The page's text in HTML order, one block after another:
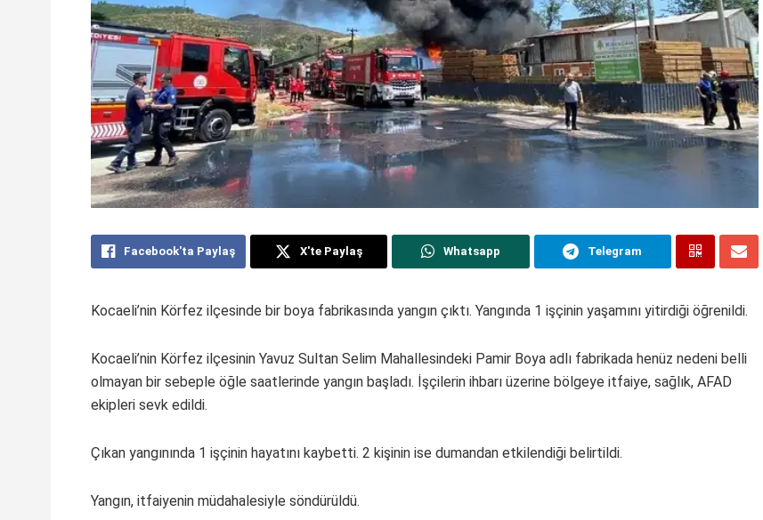
Facebook'ta Paylaş X'te Paylaş Whatsapp Telegram
Kocaeli’nin Körfez ilçesinde bir boya fabrikasında yangın çıktı. Yangında 1 işçinin yaşamını yitirdiği öğrenildi.
Kocaeli’nin Körfez ilçesinin Yavuz Sultan Selim Mahallesindeki Pamir Boya adlı fabrikada henüz nedeni belli
olmayan bir sebeple öğle saatlerinde yangın başladı. İşçilerin ihbarı üzerine bölgeye itfaiye, sağlık, AFAD
ekipleri sevk edildi.
Çıkan yangınında 1 işçinin hayatını kaybetti. 2 kişinin ise dumandan etkilendiği belirtildi.
Yangın, itfaiyenin müdahalesiyle söndürüldü.